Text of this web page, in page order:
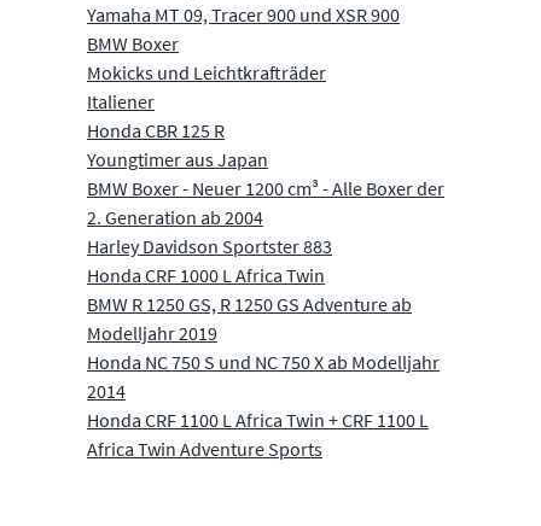
Yamaha MT 09, Tracer 900 und XSR 900
BMW Boxer
Mokicks und Leichtkrafträder
Italiener
Honda CBR 125 R
Youngtimer aus Japan
BMW Boxer - Neuer 1200 cm³ - Alle Boxer der
2. Generation ab 2004
Harley Davidson Sportster 883
Honda CRF 1000 L Africa Twin
BMW R 1250 GS, R 1250 GS Adventure ab
Modelljahr 2019
Honda NC 750 S und NC 750 X ab Modelljahr
2014
Honda CRF 1100 L Africa Twin + CRF 1100 L
Africa Twin Adventure Sports